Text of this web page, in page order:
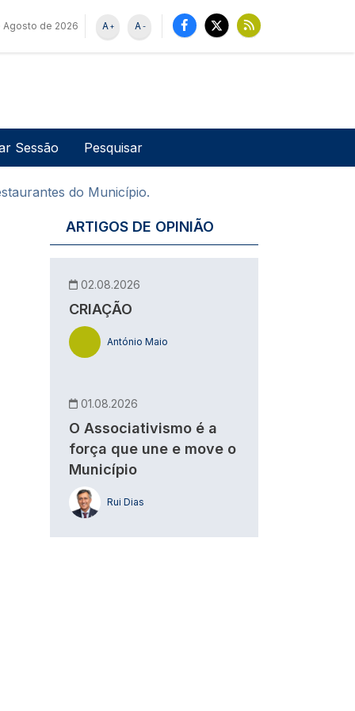
Agosto de 2026 -
A
+
A
de utilizador
Sessão
do Município.
ARTIGOS DE OPINIÃO
02.08.2026
CRIAÇÃO
António Maio
01.08.2026
O Associativismo é a
força que une e move o
Município
Rui Dias